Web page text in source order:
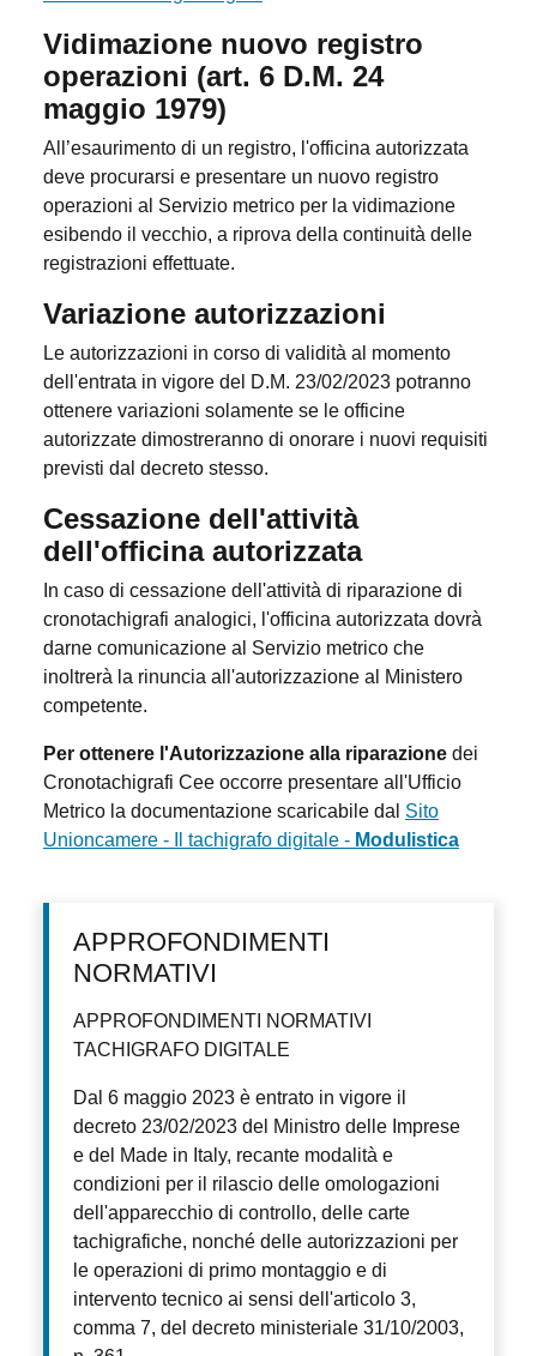
Vidimazione nuovo registro
operazioni (art. 6 D.M. 24
maggio 1979)
All’esaurimento di un registro, l'officina autorizzata
deve procurarsi e presentare un nuovo registro
operazioni al Servizio metrico per la vidimazione
esibendo il vecchio, a riprova della continuità delle
registrazioni effettuate.
Variazione autorizzazioni
Le autorizzazioni in corso di validità al momento
dell'entrata in vigore del D.M. 23/02/2023 potranno
ottenere variazioni solamente se le officine
autorizzate dimostreranno di onorare i nuovi requisiti
previsti dal decreto stesso.
Cessazione dell'attività
dell'officina autorizzata
In caso di cessazione dell'attività di riparazione di
cronotachigrafi analogici, l'officina autorizzata dovrà
darne comunicazione al Servizio metrico che
inoltrerà la rinuncia all'autorizzazione al Ministero
competente.
Per ottenere l'Autorizzazione alla riparazione dei
Cronotachigrafi Cee occorre presentare all'Ufficio
Metrico la documentazione scaricabile dal Sito
Unioncamere - Il tachigrafo digitale - Modulistica
APPROFONDIMENTI
NORMATIVI
APPROFONDIMENTI NORMATIVI
TACHIGRAFO DIGITALE
Dal 6 maggio 2023 è entrato in vigore il
decreto 23/02/2023 del Ministro delle Imprese
e del Made in Italy, recante modalità e
condizioni per il rilascio delle omologazioni
dell'apparecchio di controllo, delle carte
tachigrafiche, nonché delle autorizzazioni per
le operazioni di primo montaggio e di
intervento tecnico ai sensi dell'articolo 3,
comma 7, del decreto ministeriale 31/10/2003,